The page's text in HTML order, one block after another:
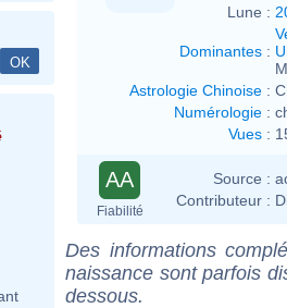
Lune :
Dominantes :
Astrologie Chinoise :
Numérologie :
Vues :
AA
Fiabilité
Source :
Contributeur :
Des informations
naissance sont parfois
dessous.